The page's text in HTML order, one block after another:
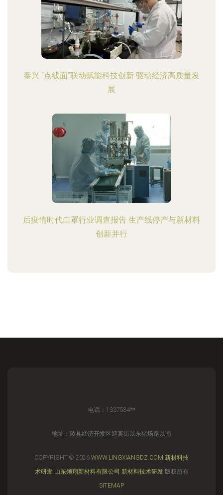
泰兴 “点线面”联动赋能科技创新 驱动经济高质量发
展
后疫情时代口罩行业调查报告 生产线停产与新材料
创新并行
电话：1337584**
地址：陵县经济开发区迎宾街以东猪场路以南
COPYRIGHT © 2026 WWW.LINGXIANGDZ.COM 新材料技
术研发 山东领翔新材料有限公司 新材料技术研发版权所有
SITEMAP